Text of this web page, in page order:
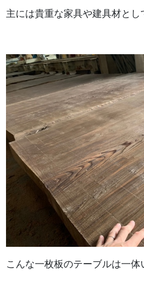
主には貴重な家具や建具材とし
こんな一枚板のテーブルは一